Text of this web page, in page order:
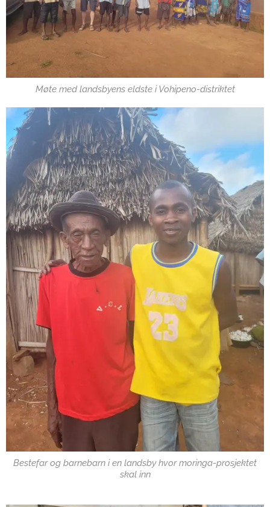
Møte med landsbyens eldste i Vohipeno-distriktet
Bestefar og barnebarn i en landsby hvor moringa-prosjektet
skal inn